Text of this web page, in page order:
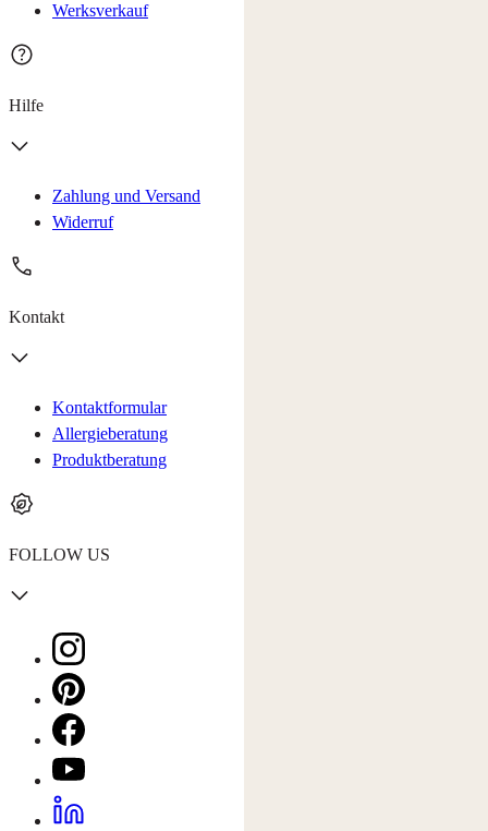
Werksverkauf
Hilfe
Zahlung und Versand
Widerruf
Kontakt
Kontaktformular
Allergieberatung
Produktberatung
FOLLOW US